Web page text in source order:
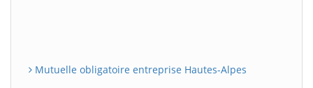
Mutuelle obligatoire entreprise Hautes-Alpes